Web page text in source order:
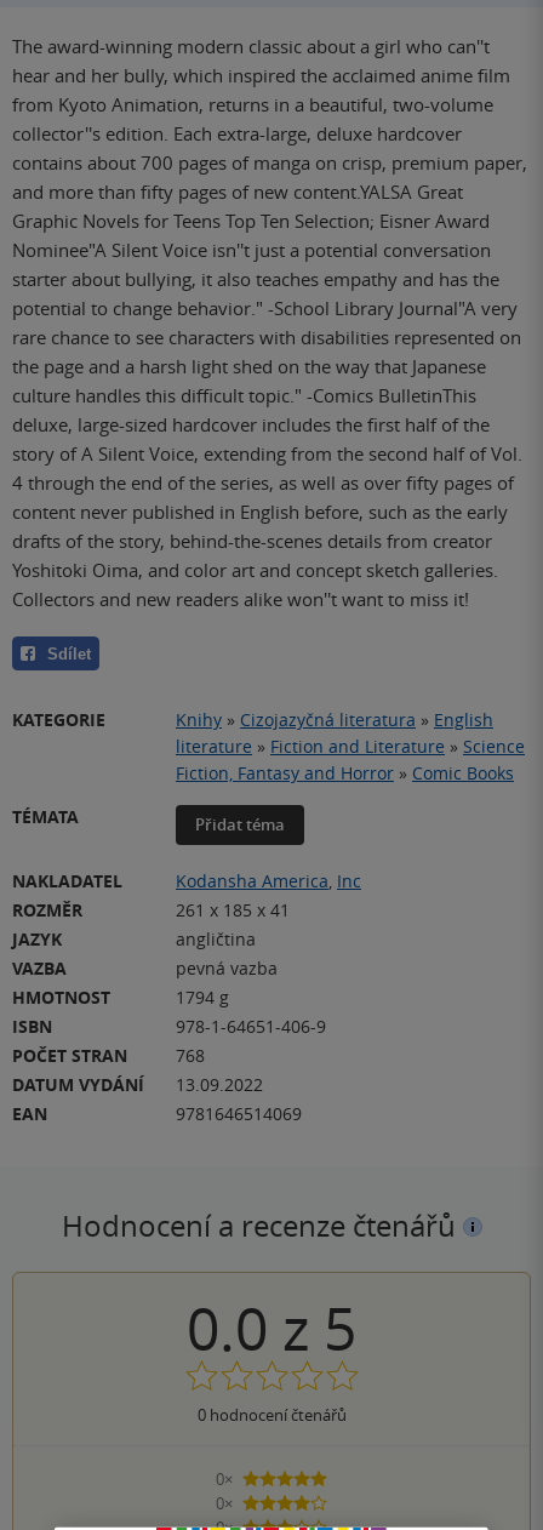
The award-winning modern classic about a girl who can''t
hear and her bully, which inspired the acclaimed anime film
from Kyoto Animation, returns in a beautiful, two-volume
collector''s edition. Each extra-large, deluxe hardcover
contains about 700 pages of manga on crisp, premium paper,
and more than fifty pages of new content.YALSA Great
Graphic Novels for Teens Top Ten Selection; Eisner Award
Nominee"A Silent Voice isn''t just a potential conversation
starter about bullying, it also teaches empathy and has the
potential to change behavior." -School Library Journal"A very
rare chance to see characters with disabilities represented on
the page and a harsh light shed on the way that Japanese
culture handles this difficult topic." -Comics BulletinThis
deluxe, large-sized hardcover includes the first half of the
story of A Silent Voice, extending from the second half of Vol.
4 through the end of the series, as well as over fifty pages of
content never published in English before, such as the early
drafts of the story, behind-the-scenes details from creator
Yoshitoki Oima, and color art and concept sketch galleries.
Collectors and new readers alike won''t want to miss it!
Sdílet
KATEGORIE Knihy » Cizojazyčná literatura » English
literature » Fiction and Literature » Science
Fiction, Fantasy and Horror » Comic Books
TÉMATA
Přidat téma
NAKLADATEL Kodansha America, Inc
ROZMĚR
261 x 185 x 41
JAZYK
angličtina
VAZBA
pevná vazba
HMOTNOST
1794 g
ISBN
978-1-64651-406-9
POČET STRAN
768
DATUM VYDÁNÍ
13.09.2022
EAN
9781646514069
Hodnocení a recenze čtenářů
0.0 z 5
0hodnocení čtenářů
0×
5 hvězdiček
0×
4 hvězdičky